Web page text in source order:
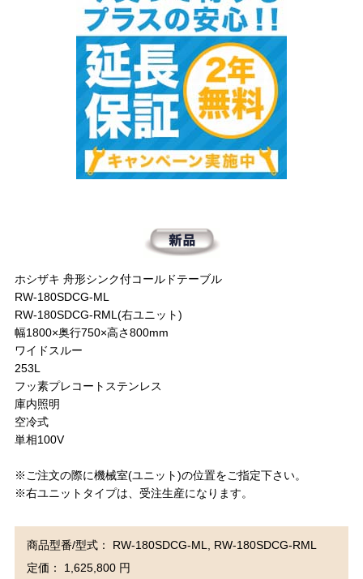
ホシザキ 舟形シンク付コールドテーブル
RW-180SDCG-ML
RW-180SDCG-RML(右ユニット)
幅1800×奥行750×高さ800mm
ワイドスルー
253L
フッ素プレコートステンレス
庫内照明
空冷式
単相100V
※ご注文の際に機械室(ユニット)の位置をご指定下さい。
※右ユニットタイプは、受注生産になります。
商品型番/型式： RW-180SDCG-ML, RW-180SDCG-RML
定価： 1,625,800 円